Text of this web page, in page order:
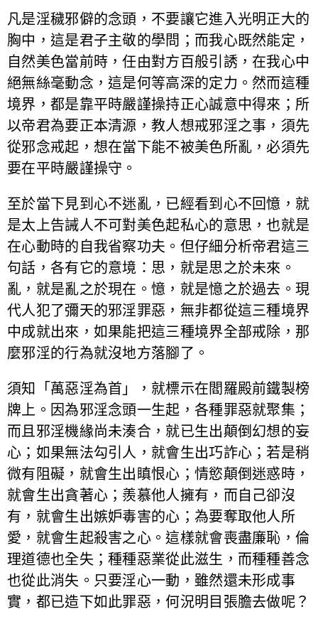
凡是淫穢邪僻的念頭，不要讓它進入光明正大的
胸中，這是君子主敬的學問；而我心既然能定，
自然美色當前時，任由對方百般引誘，在我心中
絕無絲毫動念，這是何等高深的定力。然而這種
境界，都是靠平時嚴謹操持正心誠意中得來；所
以帝君為要正本清源，教人想戒邪淫之事，須先
從邪念戒起，想在當下能不被美色所亂，必須先
要在平時嚴謹操守。
至於當下見到心不迷亂，已經看到心不回憶，就
是太上告誡人不可對美色起私心的意思，也就是
在心動時的自我省察功夫。但仔細分析帝君這三
句話，各有它的意境：思，就是思之於未來。
亂，就是亂之於現在。憶，就是憶之於過去。現
代人犯了彌天的邪淫罪惡，無非都從這三種境界
中成就出來，如果能把這三種境界全部戒除，那
麼邪淫的行為就沒地方落腳了。
須知「萬惡淫為首」，就標示在閻羅殿前鐵製榜
牌上。因為邪淫念頭一生起，各種罪惡就聚集；
而且邪淫機緣尚未湊合，就已生出顛倒幻想的妄
心；如果無法勾引人，就會生出巧詐心；若是稍
微有阻礙，就會生出瞋恨心；情慾顛倒迷惑時，
就會生出貪著心；羨慕他人擁有，而自己卻沒
有，就會生出嫉妒毒害的心；為要奪取他人所
愛，就會生起殺害之心。這樣就會喪盡廉恥，倫
理道德也全失；種種惡業從此滋生，而種種善念
也從此消失。只要淫心一動，雖然還未形成事
實，都已造下如此罪惡，何況明目張膽去做呢？